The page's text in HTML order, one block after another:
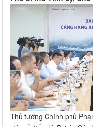
Thủ tướng Chính phủ